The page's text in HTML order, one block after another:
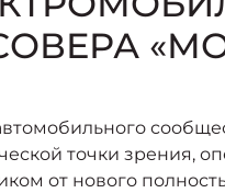
точки зрения,
от нового